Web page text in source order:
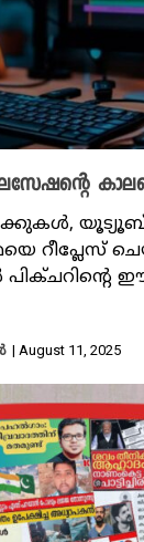
റീപ്ലേസ്
ഈ
| August 11, 2025